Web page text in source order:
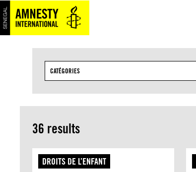
Aller
au
contenu
CATÉGORIES
36 results
DROITS DE L’ENFANT